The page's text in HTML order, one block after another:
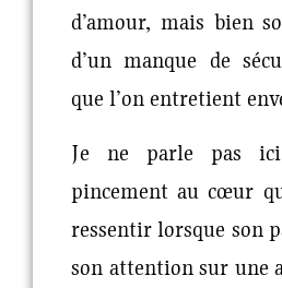
d’amour, mais bien
d’un manque de
que l’on entretient
Je ne parle pas
pincement au cœur
ressentir lorsque son
son attention sur une